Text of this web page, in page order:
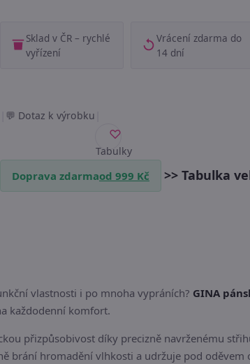
Sklad v ČR – rychlé
vyřízení
Vrácení zdarma do
14 dní
Dotaz k výrobku
Tabulky
Doprava zdarmaod 999 Kč >> Tabulka
vlastnosti i po mnoha vypráních? GINA
každodenní komfort.
přizpůsobivost díky precizně navrženému
brání hromadění vlhkosti a udržuje pod